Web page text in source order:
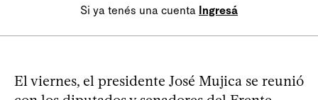
Si ya tenés una cuenta Ingresá
El viernes, el presidente José Mujica se reunió